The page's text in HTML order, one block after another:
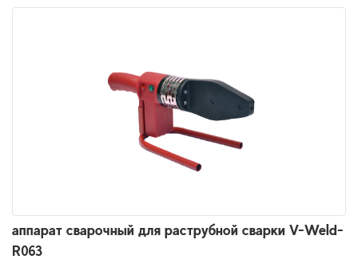
аппарат сварочный для раструбной сварки V-Weld-
R063